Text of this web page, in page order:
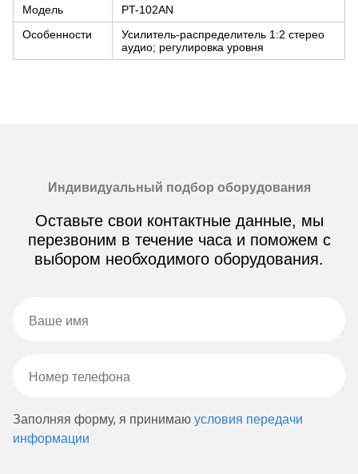
Модель
PT-102AN
Особенности
Усилитель-распределитель 1:2 стерео
аудио; регулировка уровня
Индивидуальный подбор оборудования
Оставьте свои контактные данные, мы
перезвоним в течение часа и поможем с
выбором необходимого оборудования.
Заполняя форму, я принимаю условия передачи
информации